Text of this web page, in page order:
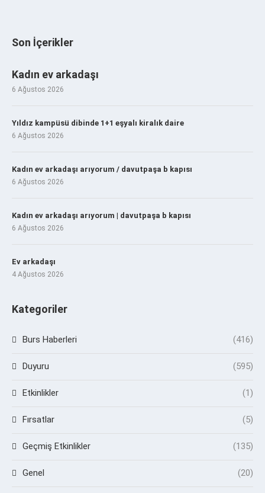
Son İçerikler
Kadın ev arkadaşı
6 Ağustos 2026
Yıldız kampüsü dibinde 1+1 eşyalı kiralık daire
6 Ağustos 2026
Kadın ev arkadaşı arıyorum / davutpaşa b kapısı
6 Ağustos 2026
Kadın ev arkadaşı arıyorum | davutpaşa b kapısı
6 Ağustos 2026
Ev arkadaşı
4 Ağustos 2026
Kategoriler
Burs Haberleri (416)
Duyuru (595)
Etkinlikler (1)
Fırsatlar (5)
Geçmiş Etkinlikler (135)
Genel (20)